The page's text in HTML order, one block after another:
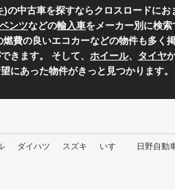
)の中古車を探すならクロスロードにお
ベンツなどの輸入車をメーカー別に検
燃費の良いエコカーなどの物件も多く
きます。 そして、 ホイール、 タイヤ
にあった物件がきっと見つかります。
ダイハツ スズキ いすゞ 日野自動